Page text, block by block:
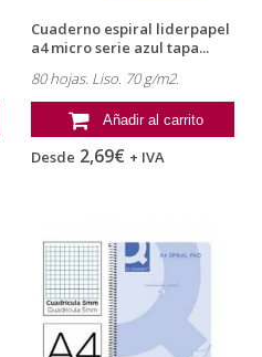
Cuaderno espiral liderpapel
a4 micro serie azul tapa...
80 hojas. Liso. 70 g/m2.
Añadir al carrito
Desde 2,69€ + IVA